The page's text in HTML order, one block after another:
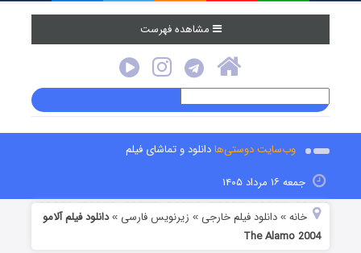
مشاهده فهرست
وب‌سایت دوستی‌هادانلود و تماشای فیلم
جمعه ۱۶ مرداد ۱۴۰۵
خانه »دانلود فیلم خارجی » زیرنویس فارسی »دانلود فیلم آلامو
The Alamo 2004